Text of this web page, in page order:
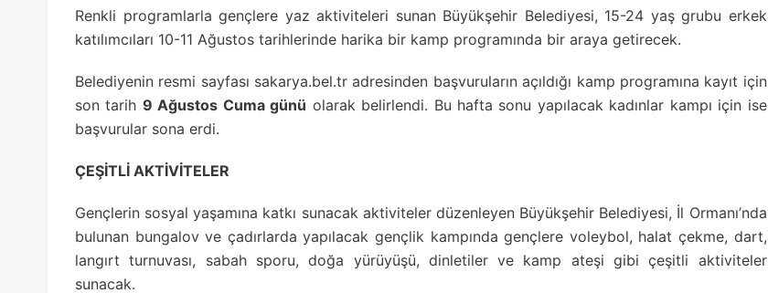
Renkli programlarla gençlere yaz aktiviteleri sunan Büyükşehir Belediyesi, 15-24 yaş grubu erkek
katılımcıları 10-11 Ağustos tarihlerinde harika bir kamp programında bir araya getirecek.
Belediyenin resmi sayfası sakarya.bel.tr adresinden başvuruların açıldığı kamp programına kayıt için
son tarih 9 Ağustos Cuma günü olarak belirlendi. Bu hafta sonu yapılacak kadınlar kampı için ise
başvurular sona erdi.
ÇEŞİTLİ AKTİVİTELER
Gençlerin sosyal yaşamına katkı sunacak aktiviteler düzenleyen Büyükşehir Belediyesi, İl Ormanı’nda
bulunan bungalov ve çadırlarda yapılacak gençlik kampında gençlere voleybol, halat çekme, dart,
langırt turnuvası, sabah sporu, doğa yürüyüşü, dinletiler ve kamp ateşi gibi çeşitli aktiviteler
sunacak.